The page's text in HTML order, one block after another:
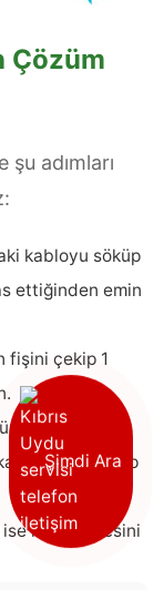
Çözüm
adımları
kabloyu söküp
ettiğinden emin
fişini çekip 1
sinyali
birikintisi olup
ise kanal listesini
Şimdi Ara